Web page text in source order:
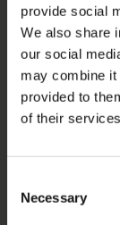
provide social
We also share
our social
may combine it
provided to
of their
Selection
Necessary
Pièces de
JOBE
Carrière